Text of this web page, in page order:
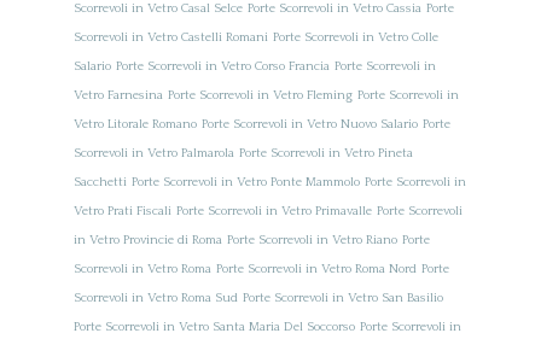
Scorrevoli in Vetro Casal Selce Porte Scorrevoli in Vetro Cassia Porte
Scorrevoli in Vetro Castelli Romani Porte Scorrevoli in Vetro Colle
Salario Porte Scorrevoli in Vetro Corso Francia Porte Scorrevoli in
Vetro Farnesina Porte Scorrevoli in Vetro Fleming Porte Scorrevoli in
Vetro Litorale Romano Porte Scorrevoli in Vetro Nuovo Salario Porte
Scorrevoli in Vetro Palmarola Porte Scorrevoli in Vetro Pineta
Sacchetti Porte Scorrevoli in Vetro Ponte Mammolo Porte Scorrevoli in
Vetro Prati Fiscali Porte Scorrevoli in Vetro Primavalle Porte Scorrevoli
in Vetro Provincie di Roma Porte Scorrevoli in Vetro Riano Porte
Scorrevoli in Vetro Roma Porte Scorrevoli in Vetro Roma Nord Porte
Scorrevoli in Vetro Roma Sud Porte Scorrevoli in Vetro San Basilio
Porte Scorrevoli in Vetro Santa Maria Del Soccorso Porte Scorrevoli in